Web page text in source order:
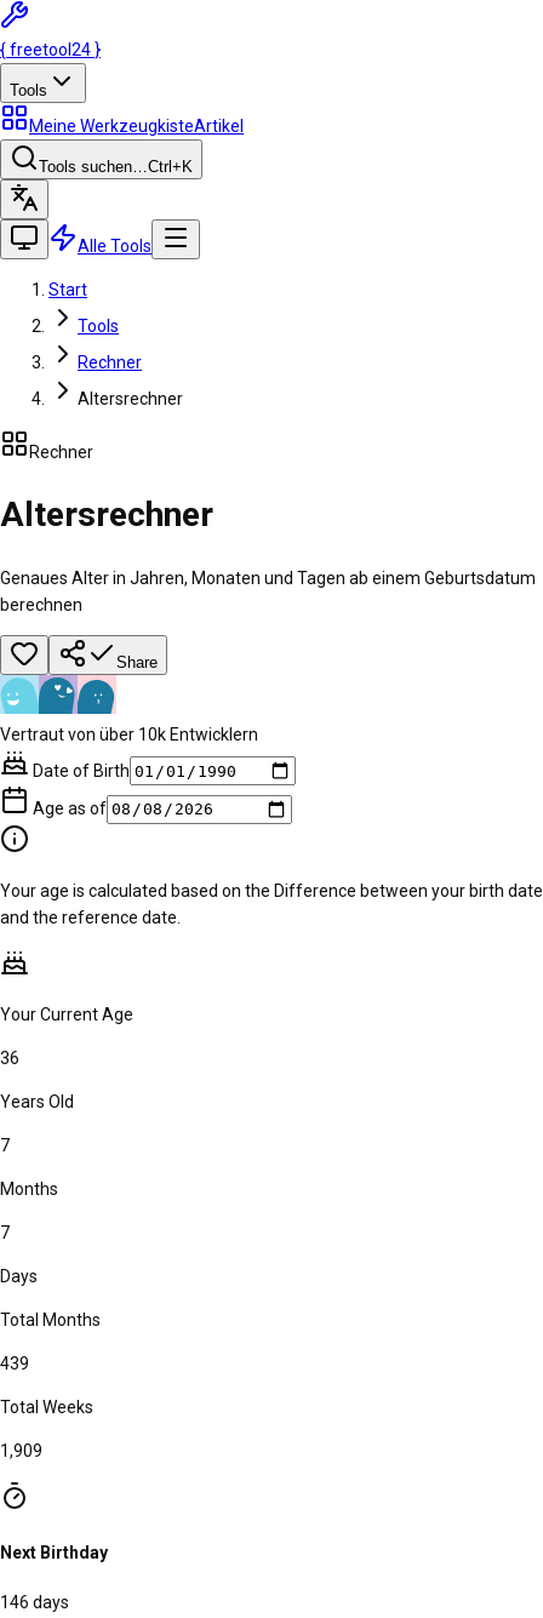
{freetool 24 }
Tools
Meine WerkzeugkisteArtikel
Tools suchen…Ctrl +K
Alle Tools
Start
Tools
Rechner
Altersrechner
Rechner
Altersrechner
Genaues Alter in Jahren, Monaten und Tagen ab einem Geburtsdatum
berechnen
Share
Vertraut von über 10k Entwicklern
Date of Birth
Age as of
Your age is calculated based on the Difference between your birth date
and the reference date.
Your Current Age
36
Years Old
7
Months
7
Days
Total Months
439
Total Weeks
1,909
Next Birthday
146 days